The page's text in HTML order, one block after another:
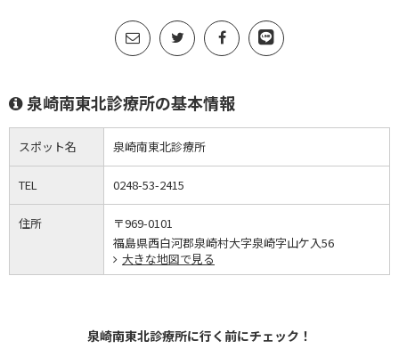
泉崎南東北診療所の基本情報
スポット名 泉崎南東北診療所
TEL 0248-53-2415
住所
〒969-0101
福島県西白河郡泉崎村大字泉崎字山ケ入56
大きな地図で見る
泉崎南東北診療所に行く前にチェック！